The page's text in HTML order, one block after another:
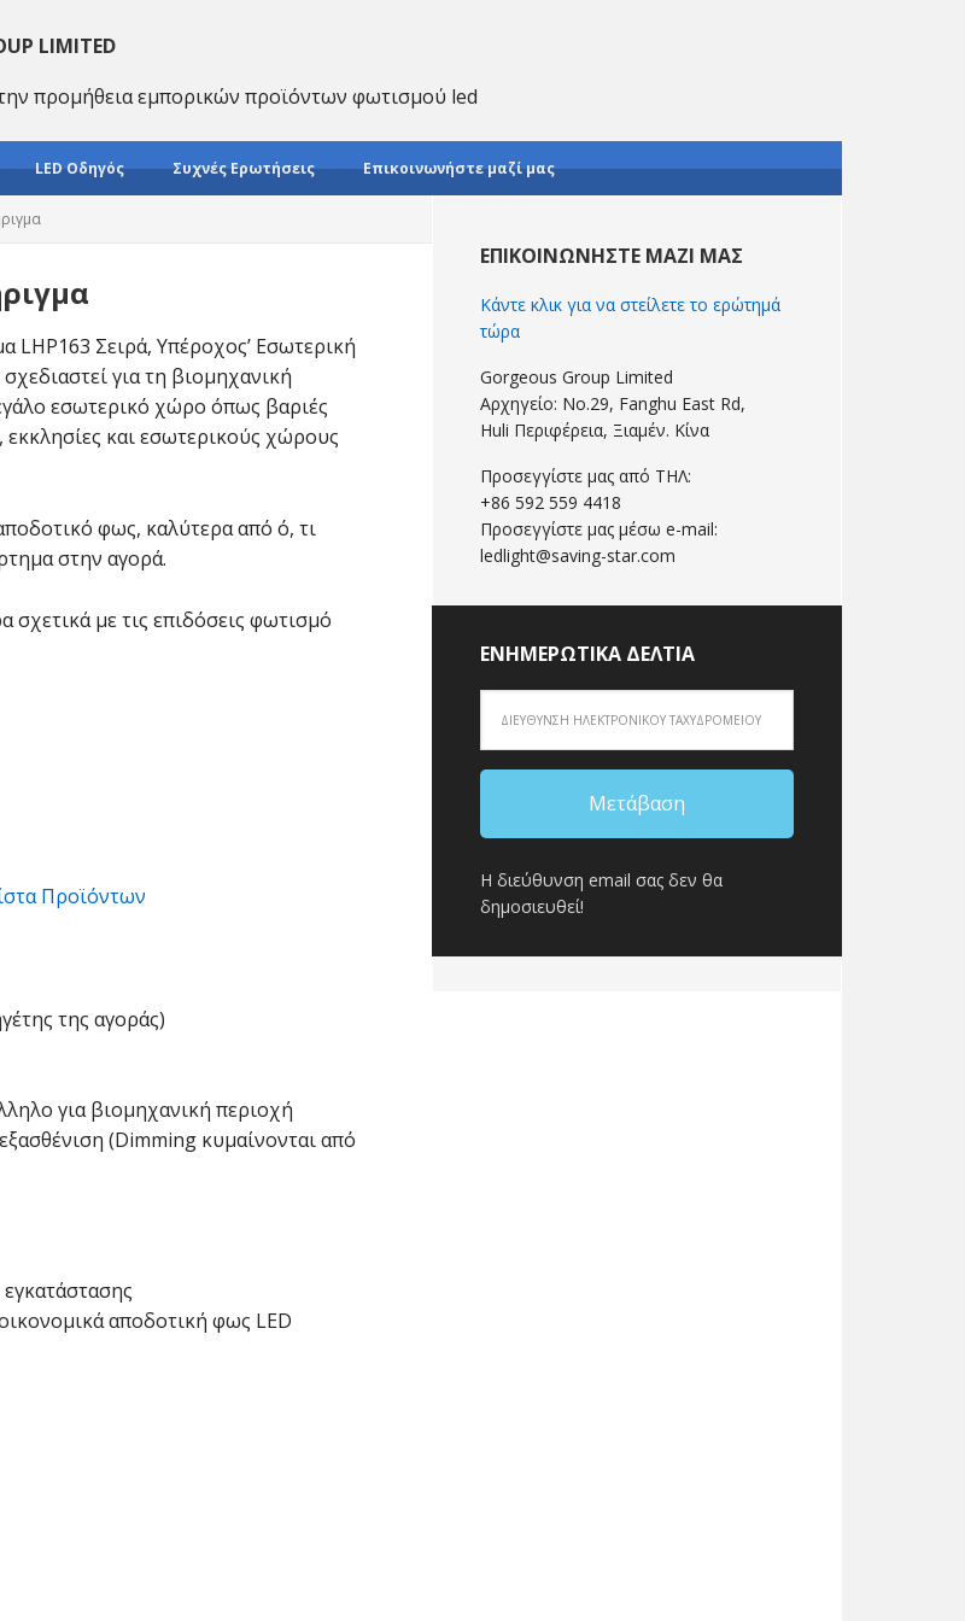
LIMITED
προμήθεια εμπορικών προϊόντων φωτισμού led
LED Οδηγός Συχνές Ερωτήσεις Επικοινωνήστε μαζί μας
Σειρά, Υπέροχος’ Εσωτερική
για τη βιομηχανική
εσωτερικό χώρο όπως βαριές
και εσωτερικούς χώρους
φως, καλύτερα από ό, τι
στην αγορά.
σχετικά με τις επιδόσεις φωτισμό
Προϊόντων
της αγοράς)
για βιομηχανική περιοχή
(Dimming κυμαίνονται από
αποδοτική φως LED
Sidebar
ΕΠΙΚΟΙΝΩΝΉΣΤΕ ΜΑΖΊ ΜΑΣ
Κάντε κλικ για να στείλετε το ερώτημά
τώρα
Gorgeous Group Limited
Αρχηγείο: No.29, Fanghu East Rd,
Huli Περιφέρεια, Ξιαμέν. Κίνα
Προσεγγίστε μας από ΤΗΛ:
+86 592 559 4418
Προσεγγίστε μας μέσω e-mail:
ledlight@saving-star.com
ΕΝΗΜΕΡΩΤΙΚΆ ΔΕΛΤΊΑ
Η διεύθυνση email σας δεν θα
δημοσιευθεί!